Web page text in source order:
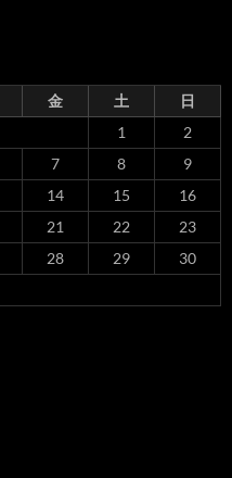
金 土
日
1
2
7 8
9
14 15
16
21 22
23
28 29
30